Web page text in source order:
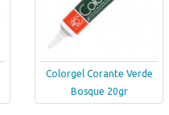
Colorgel Corante Verde
Bosque 20gr